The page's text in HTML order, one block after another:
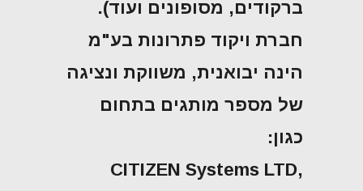
ברקודים, מסופונים ועוד).
חברת ויקוד פתרונות בע"מ
הינה יבואנית, משווקת ונציגה
של מספר מותגים בתחום
כגון:
CITIZEN Systems LTD,